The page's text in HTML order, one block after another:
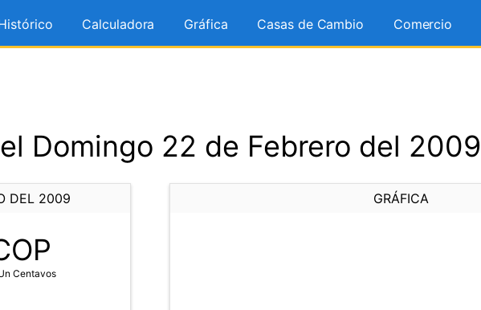
Calculadora Gráfica Casas de Cambio Comercio
Domingo 22 de Febrero del 2009
DEL 2009
Centavos
GRÁFICA